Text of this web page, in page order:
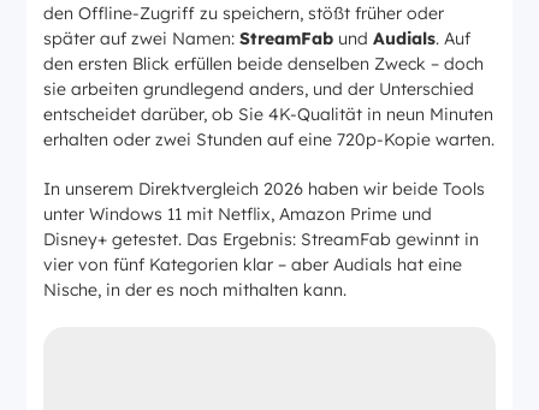
den Offline-Zugriff zu speichern, stößt früher oder
später auf zwei Namen:StreamFab undAudials. Auf
den ersten Blick erfüllen beide denselben Zweck – doch
sie arbeiten grundlegend anders, und der Unterschied
entscheidet darüber, ob Sie 4K-Qualität in neun Minuten
erhalten oder zwei Stunden auf eine 720p-Kopie warten.
In unserem Direktvergleich 2026 haben wir beide Tools
unter Windows 11 mit Netflix, Amazon Prime und
Disney+ getestet. Das Ergebnis: StreamFab gewinnt in
vier von fünf Kategorien klar – aber Audials hat eine
Nische, in der es noch mithalten kann.